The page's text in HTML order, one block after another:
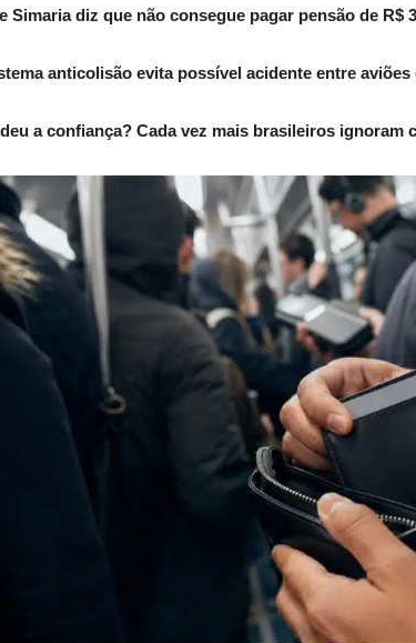
Simaria diz que não consegue pagar pensão de R$
anticolisão evita possível acidente entre
a confiança? Cada vez mais brasileiros ignoram